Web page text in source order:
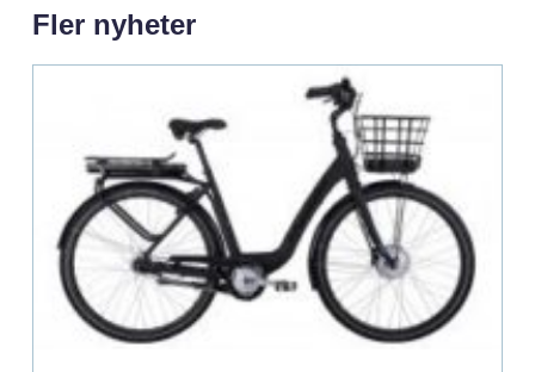
Fler nyheter